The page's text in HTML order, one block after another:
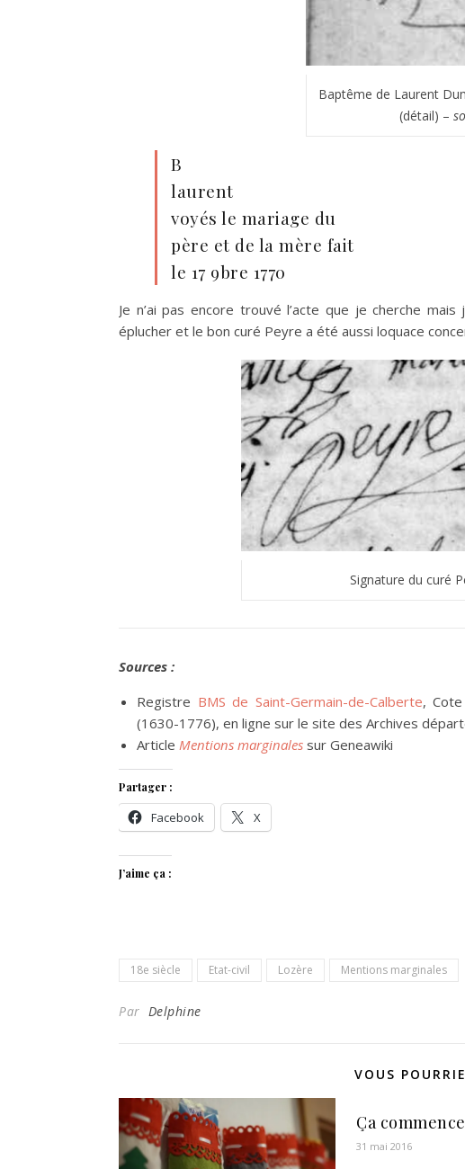
Baptême de Laurent
(détail) –
B
laurent
voyés le mariage du
père et de la mère fait
le 17 9bre 1770
Je n’ai pas encore trouvé l’acte que je cherche
éplucher et le bon curé Peyre a été aussi loquace
Signature du curé
Sources :
Registre BMS de Saint-Germain-de-Calberte,
(1630-1776), en ligne sur le site des Archives
Article Mentions marginales sur Geneawiki
Partager :
Facebook X
J’aime ça :
18e siècle Etat-civil Lozère Mentions marginales
Par Delphine
VOUS
Ça
31 mai 2016